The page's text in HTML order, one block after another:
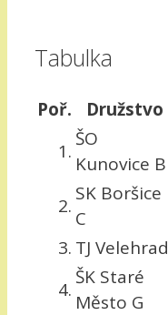
Tabulka
Poř. Družstvo
1.
ŠO
Kunovice B
2.
SK Boršice
C
3. TJ Velehrad
4.
ŠK Staré
Město G